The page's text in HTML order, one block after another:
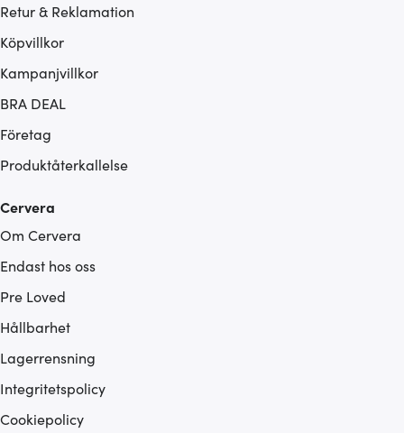
Retur & Reklamation
Köpvillkor
Kampanjvillkor
BRA DEAL
Företag
Produktåterkallelse
Cervera
Om Cervera
Endast hos oss
Pre Loved
Hållbarhet
Lagerrensning
Integritetspolicy
Cookiepolicy